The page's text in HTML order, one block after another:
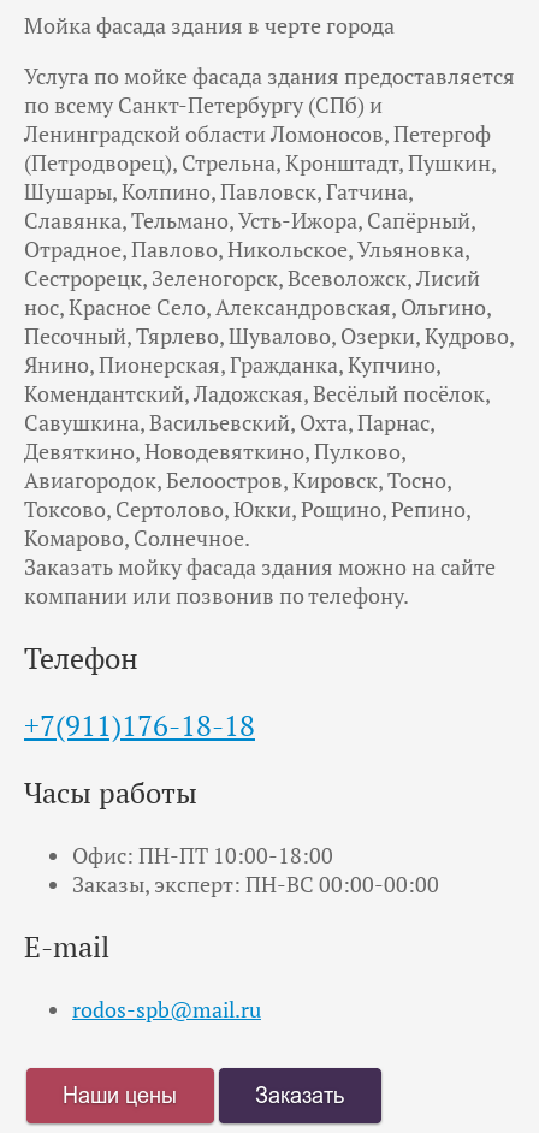
Мойка фасада здания в черте города
Услуга по мойке фасада здания предоставляется
по всему Санкт-Петербургу (СПб) и
Ленинградской области Ломоносов, Петергоф
(Петродворец), Стрельна, Кронштадт, Пушкин,
Шушары, Колпино, Павловск, Гатчина,
Славянка, Тельмано, Усть-Ижора, Сапёрный,
Отрадное, Павлово, Никольское, Ульяновка,
Сестрорецк, Зеленогорск, Всеволожск, Лисий
нос, Красное Село, Александровская, Ольгино,
Песочный, Тярлево, Шувалово, Озерки, Кудрово,
Янино, Пионерская, Гражданка, Купчино,
Комендантский, Ладожская, Весёлый посёлок,
Савушкина, Васильевский, Охта, Парнас,
Девяткино, Новодевяткино, Пулково,
Авиагородок, Белоостров, Кировск, Тосно,
Токсово, Сертолово, Юкки, Рощино, Репино,
Комарово, Солнечное.
Заказать мойку фасада здания можно на сайте
компании или позвонив по телефону.
Телефон
+7(911)176-18-18
Часы работы
Офис: ПН-ПТ 10:00-18:00
Заказы, эксперт: ПН-ВС 00:00-00:00
E-mail
rodos-spb@mail.ru